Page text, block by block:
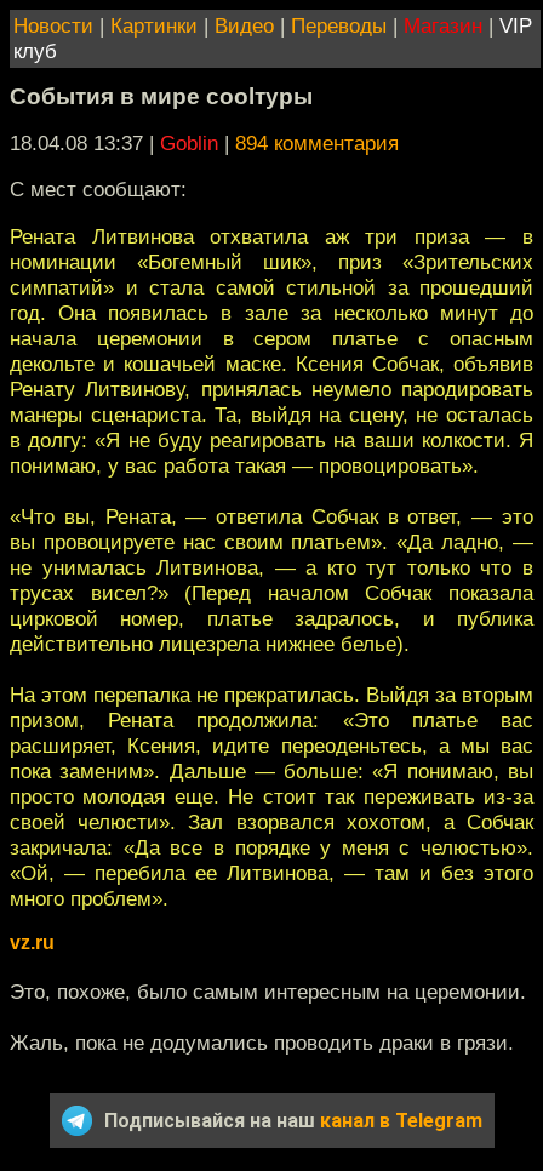
Новости | Картинки | Видео | Переводы | Магазин | VIP
клуб
События в мире coolтуры
18.04.08 13:37 | Goblin | 894 комментария
С мест сообщают:
Рената Литвинова отхватила аж три приза — в
номинации «Богемный шик», приз «Зрительских
симпатий» и стала самой стильной за прошедший
год. Она появилась в зале за несколько минут до
начала церемонии в сером платье с опасным
декольте и кошачьей маске. Ксения Собчак, объявив
Ренату Литвинову, принялась неумело пародировать
манеры сценариста. Та, выйдя на сцену, не осталась
в долгу: «Я не буду реагировать на ваши колкости. Я
понимаю, у вас работа такая — провоцировать».
«Что вы, Рената, — ответила Собчак в ответ, — это
вы провоцируете нас своим платьем». «Да ладно, —
не унималась Литвинова, — а кто тут только что в
трусах висел?» (Перед началом Собчак показала
цирковой номер, платье задралось, и публика
действительно лицезрела нижнее белье).
На этом перепалка не прекратилась. Выйдя за вторым
призом, Рената продолжила: «Это платье вас
расширяет, Ксения, идите переоденьтесь, а мы вас
пока заменим». Дальше — больше: «Я понимаю, вы
просто молодая еще. Не стоит так переживать из-за
своей челюсти». Зал взорвался хохотом, а Собчак
закричала: «Да все в порядке у меня с челюстью».
«Ой, — перебила ее Литвинова, — там и без этого
много проблем».
vz.ru
Это, похоже, было самым интересным на церемонии.
Жаль, пока не додумались проводить драки в грязи.
Подписывайся на наш канал в Telegram